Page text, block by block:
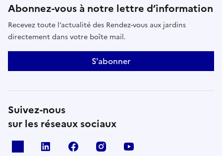
Abonnez-vous à notre lettre d’information
Recevez toute l’actualité des Rendez-vous aux jardins
directement dans votre boîte mail.
S'abonner
Suivez-nous
sur les réseaux sociaux
Linkedin Facebook Instagram